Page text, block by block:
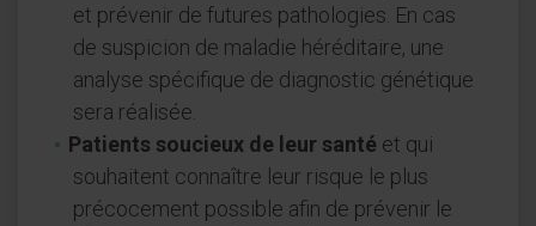
et prévenir de futures pathologies. En cas
de suspicion de maladie héréditaire, une
analyse spécifique de diagnostic génétique
sera réalisée.
Patients soucieux de leur santé et qui
souhaitent connaître leur risque le plus
précocement possible afin de prévenir le